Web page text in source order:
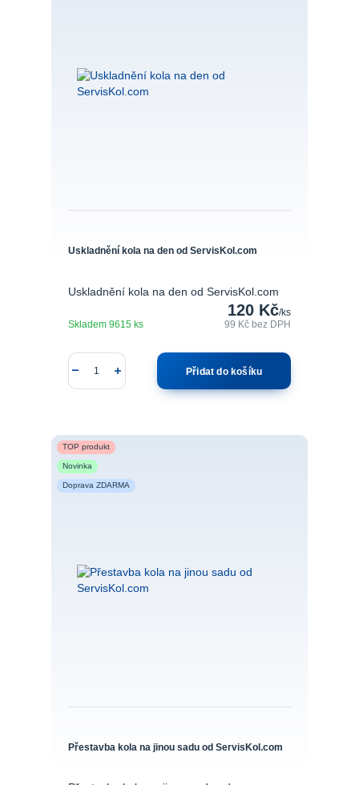
Uskladnění kola na den od ServisKol.com
Uskladnění kola na den od ServisKol.com
120 Kč/ks
99 Kčbez DPH
Skladem 9615 ks
Přidat do košíku
TOP produkt
Novinka
Doprava ZDARMA
Přestavba kola na jinou sadu od ServisKol.com